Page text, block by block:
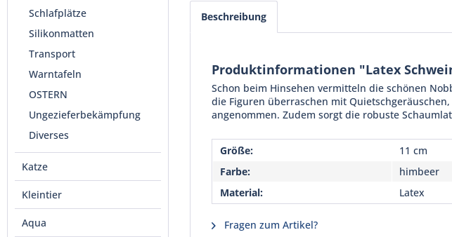
Schlafplätze
Silikonmatten
Transport
Warntafeln
OSTERN
Ungezieferbekämpfung
Diverses
Katze
Kleintier
Aqua
Beschreibung
Produktinformationen "Latex
Schon beim Hinsehen vermitteln die schönen
die Figuren überraschen mit
angenommen. Zudem sorgt die robuste
Größe:
11 cm
Farbe:
himbeer
Material:
Latex
Fragen zum Artikel?